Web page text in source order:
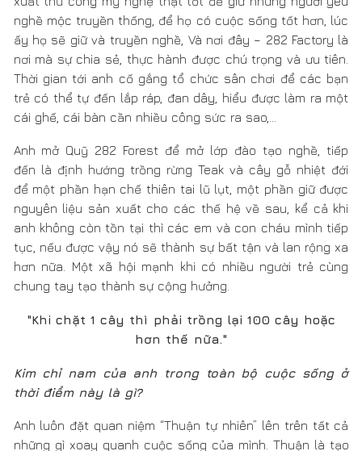
Anh luôn đặt quan niệm “Thuận tự nhiên” lên trên tất cả
những gì xoay quanh cuộc sống của mình. Thuận là tạo
sự hòa hợp, tự nhiên là bản chất vốn có của nó.
Ngày nay phụ huynh ép trẻ con học, là nụ nhưng bắt nở
hoa sớm, quên đi cảm xúc của trẻ thơ. Các bạn trẻ đi
làm có thu nhập thì lại quấn vào vật chất và phải chứng
vội vã, luôn tạo áp lực trong việc phải đạt được vị thế,
danh vọng này kia, nhưng những cái đó chỉ là bề
ngoài. Cái đẹp chiều sâu bên trong lại không rèn dũa,
dần dần cuộc sống trở thành vô nghĩa, thiếu lý tưởng.
"Cái đẹp chỉ tồn tại trong một khoảng thời khắc
ban đầu và nếu thiếu đi chiều sâu bên trong, cái
đẹp đó dần trở thành vô nghĩa."